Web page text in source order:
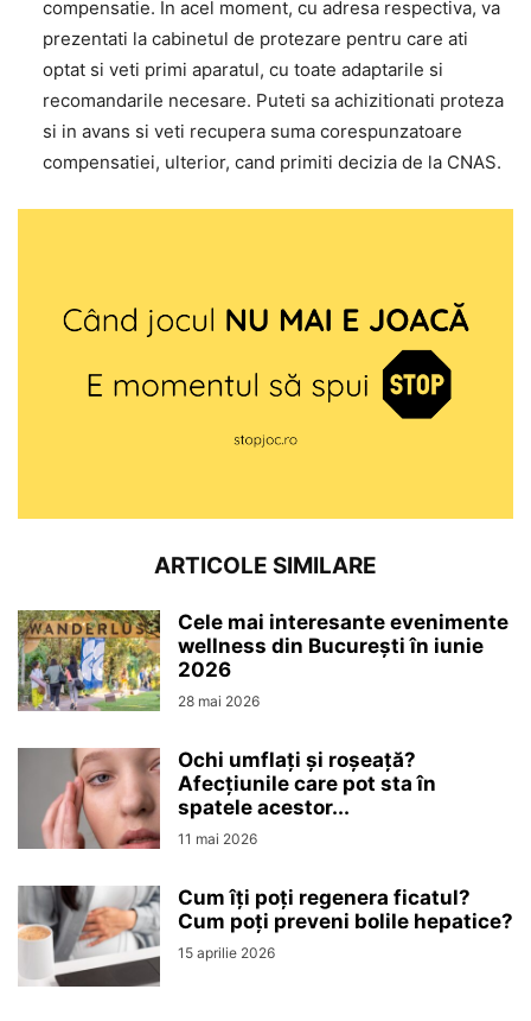
compensatie. In acel moment, cu adresa respectiva, va
prezentati la cabinetul de protezare pentru care ati
optat si veti primi aparatul, cu toate adaptarile si
recomandarile necesare. Puteti sa achizitionati proteza
si in avans si veti recupera suma corespunzatoare
compensatiei, ulterior, cand primiti decizia de la CNAS.
ARTICOLE SIMILARE
Cele mai interesante evenimente
wellness din București în iunie
2026
28 mai 2026
Ochi umflați și roșeață?
Afecțiunile care pot sta în
spatele acestor...
11 mai 2026
Cum îți poți regenera ficatul?
Cum poți preveni bolile hepatice?
15 aprilie 2026